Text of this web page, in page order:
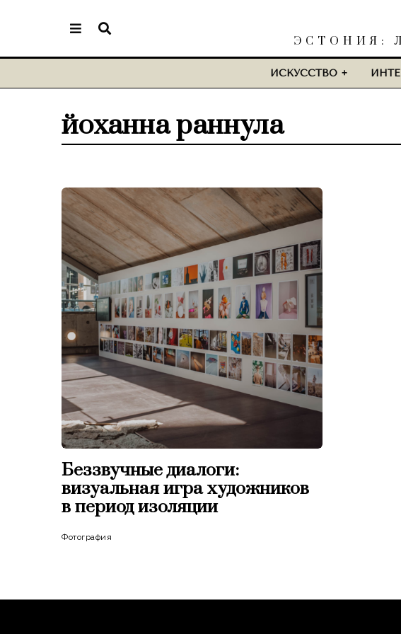
ЭСТОНИЯ:
ИСКУССТВО
йоханна раннула
Беззвучные диалоги:
визуальная игра художников
в период изоляции
Фотография